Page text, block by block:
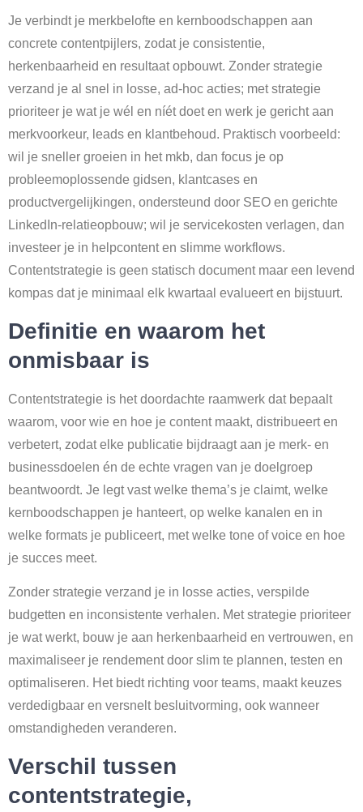
Je verbindt je merkbelofte en kernboodschappen aan
concrete contentpijlers, zodat je consistentie,
herkenbaarheid en resultaat opbouwt. Zonder strategie
verzand je al snel in losse, ad-hoc acties; met strategie
prioriteer je wat je wél en níét doet en werk je gericht aan
merkvoorkeur, leads en klantbehoud. Praktisch voorbeeld:
wil je sneller groeien in het mkb, dan focus je op
probleemoplossende gidsen, klantcases en
productvergelijkingen, ondersteund door SEO en gerichte
LinkedIn-relatieopbouw; wil je servicekosten verlagen, dan
investeer je in helpcontent en slimme workflows.
Contentstrategie is geen statisch document maar een levend
kompas dat je minimaal elk kwartaal evalueert en bijstuurt.
Definitie en waarom het
onmisbaar is
Contentstrategie is het doordachte raamwerk dat bepaalt
waarom, voor wie en hoe je content maakt, distribueert en
verbetert, zodat elke publicatie bijdraagt aan je merk- en
businessdoelen én de echte vragen van je doelgroep
beantwoordt. Je legt vast welke thema’s je claimt, welke
kernboodschappen je hanteert, op welke kanalen en in
welke formats je publiceert, met welke tone of voice en hoe
je succes meet.
Zonder strategie verzand je in losse acties, verspilde
budgetten en inconsistente verhalen. Met strategie prioriteer
je wat werkt, bouw je aan herkenbaarheid en vertrouwen, en
maximaliseer je rendement door slim te plannen, testen en
optimaliseren. Het biedt richting voor teams, maakt keuzes
verdedigbaar en versnelt besluitvorming, ook wanneer
omstandigheden veranderen.
Verschil tussen
contentstrategie,